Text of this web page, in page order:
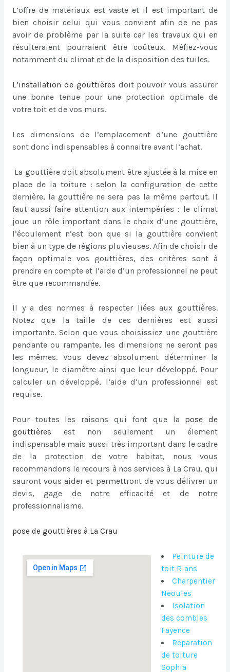
L’offre de matériaux est vaste et il est important de
bien choisir celui qui vous convient afin de ne pas
avoir de problème par la suite car les travaux qui en
résulteraient pourraient être coûteux. Méfiez-vous
notamment du climat et de la disposition des tuiles.
L’installation de gouttières doit pouvoir vous assurer
une bonne tenue pour une protection optimale de
votre toit et de vos murs.
Les dimensions de l’emplacement d’une gouttière
sont donc indispensables à connaitre avant l’achat.
La gouttière doit absolument être ajustée à la mise en
place de la toiture : selon la configuration de cette
dernière, la gouttière ne sera pas la même partout. Il
faut aussi faire attention aux intempéries : le climat
joue un rôle important dans le choix d’une gouttière,
l’écoulement n’est bon que si la gouttière convient
bien à un type de régions pluvieuses. Afin de choisir de
façon optimale vos gouttières, des critères sont à
prendre en compte et l’aide d’un professionnel ne peut
être que recommandée.
Il y a des normes à respecter liées aux gouttières.
Notez que la taille de ces dernières est aussi
importante. Selon que vous choisissiez une gouttière
pendante ou rampante, les dimensions ne seront pas
les mêmes. Vous devez absolument déterminer la
longueur, le diamètre ainsi que leur développé. Pour
calculer un développé, l’aide d’un professionnel est
requise.
Pour toutes les raisons qui font que la pose de
gouttières
est non seulement un élement
indispensable mais aussi très important dans le cadre
de la protection de votre habitat, nous vous
recommandons le recours à nos services à La Crau, qui
sauront vous aider et permettront de vous délivrer un
devis, gage de notre efficacité et de notre
professionnalisme.
pose de gouttières à La Crau
Peinture de
toit Rians
Charpentier
Neoules
Isolation
des combles
Fayence
Reparation
de toiture
Sophia